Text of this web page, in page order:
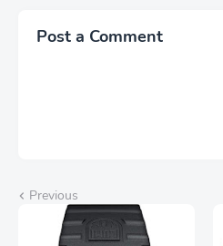
Post a Comment
Previous